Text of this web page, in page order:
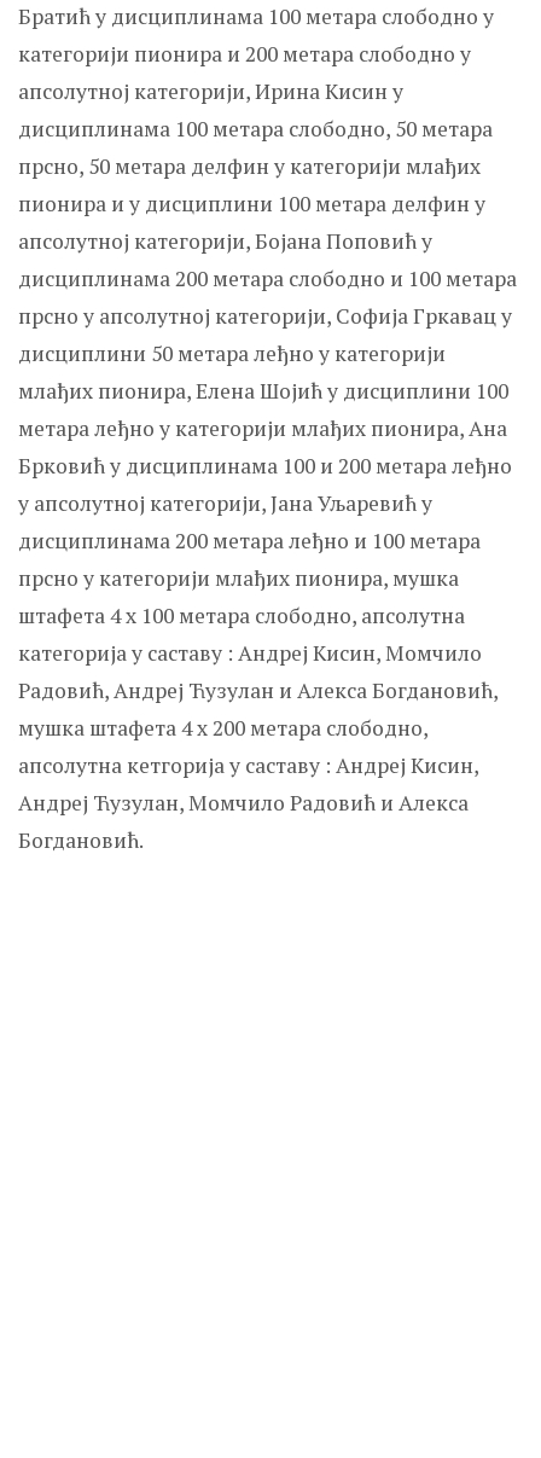
Братић у дисциплинама 100 метара слободно у
категорији пионира и 200 метара слободно у
апсолутној категорији, Ирина Кисин у
дисциплинама 100 метара слободно, 50 метара
прсно, 50 метара делфин у категорији млађих
пионира и у дисциплини 100 метара делфин у
апсолутној категорији, Бојана Поповић у
дисциплинама 200 метара слободно и 100 метара
прсно у апсолутној категорији, Софија Гркавац у
дисциплини 50 метара леђно у категорији
млађих пионира, Елена Шојић у дисциплини 100
метара леђно у категорији млађих пионира, Ана
Брковић у дисциплинама 100 и 200 метара леђно
у апсолутној категорији, Јана Уљаревић у
дисциплинама 200 метара леђно и 100 метара
прсно у категорији млађих пионира, мушка
штафета 4 x 100 метара слободно, апсолутна
категорија у саставу : Андреј Кисин, Момчило
Радовић, Андреј Ћузулан и Алекса Богдановић,
мушка штафета 4 x 200 метара слободно,
апсолутна кетгорија у саставу : Андреј Кисин,
Андреј Ћузулан, Момчило Радовић и Алекса
Богдановић.